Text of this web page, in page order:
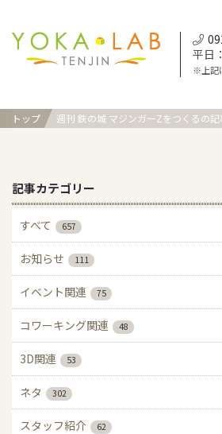
平日
※上記
トップ 週刊 鉄の城 マジンガーZをつくるの
記事カテゴリー
すべて 657
お知らせ 111
イベント関連 75
コワーキング関連 48
3D関連 53
ネタ 302
スタッフ紹介 62